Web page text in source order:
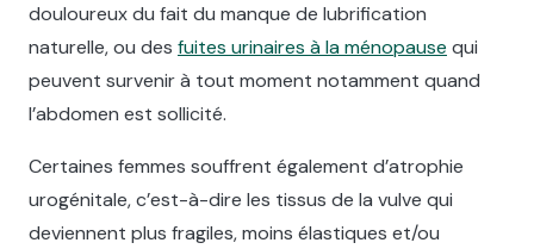
douloureux du fait du manque de lubrification
naturelle, ou des fuites urinaires à la ménopause qui
peuvent survenir à tout moment notamment quand
l’abdomen est sollicité.
Certaines femmes souffrent également d’atrophie
urogénitale, c’est-à-dire les tissus de la vulve qui
deviennent plus fragiles, moins élastiques et/ou